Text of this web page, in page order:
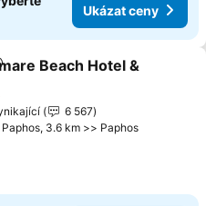
Ukázat ceny
na seznam oblíbených
Beach Hotel &
ceny
hvězdiček
6 567
Paphos, 3.6 km >> Paphos